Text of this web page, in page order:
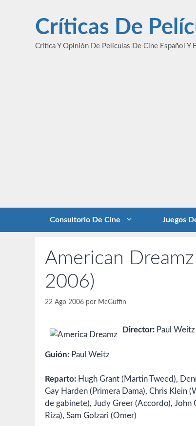
contenidoCríticas De
Crítica Y Opinión De Películas De Cine Español Y
Consultorio De Cine Juegos
American
2006)
22 Ago 2006 por McGuffin
Director: Paul Weitz
Guión: Paul Weitz
Reparto: Hugh Grant (Martin Tweed),
Gay Harden (Primera Dama), Chris Klein
de gabinete), Judy Greer (Accordo), John
Riza), Sam Golzari (Omer)